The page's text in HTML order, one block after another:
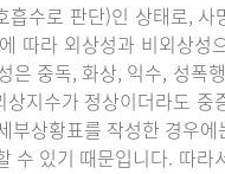
수로 판단)인 상태로,
따라 외상성과 비외상성
중독, 화상, 익수, 성폭
지수가 정상이더라도 중
상황표를 작성한 경우
있기 때문입니다. 따라